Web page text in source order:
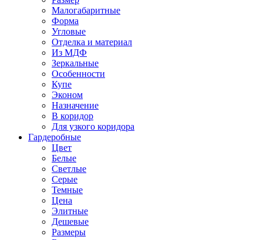
Малогабаритные
Форма
Угловые
Отделка и материал
Из МДФ
Зеркальные
Особенности
Купе
Эконом
Назначение
В коридор
Для узкого коридора
Гардеробные
Цвет
Белые
Светлые
Серые
Темные
Цена
Элитные
Дешевые
Размеры